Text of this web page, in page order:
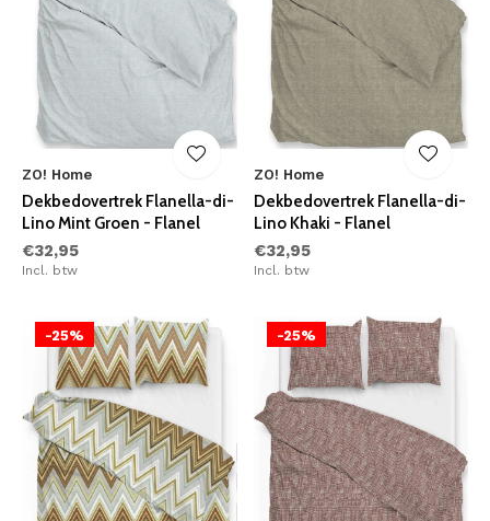
ZO! Home
Dekbedovertrek Flanella-di-
Lino Mint Groen - Flanel
€32,95
Incl. btw
ZO! Home
Dekbedovertrek Flanella-di-
Lino Khaki - Flanel
€32,95
Incl. btw
-25% -25%